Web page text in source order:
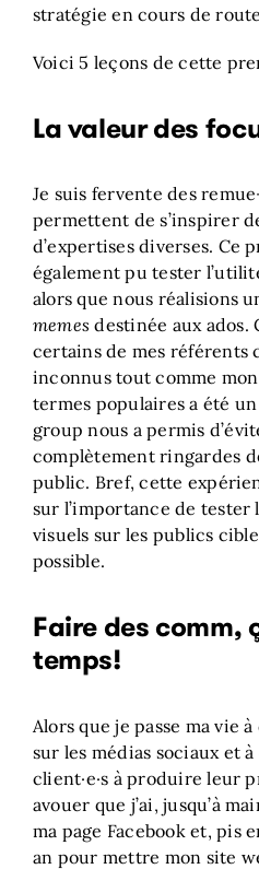
stratégie en cours de
Voici 5 leçons de cette
La valeur des
Je suis fervente des
permettent de s’inspirer
d’expertises diverses. Ce
également pu tester
alors que nous réalisions
memesdestinée aux ados.
certains de mes référents
inconnus tout comme
termes populaires a été
group nous a permis
complètement ringardes
public. Bref, cette
sur l’importance de tester
visuels sur les publics
possible.
Faire des comm,
temps!
Alors que je passe ma vie
sur les médias sociaux et
client·e·s à produire leur
avouer que j’ai, jusqu’à
ma page Facebook et, pis
an pour mettre mon site